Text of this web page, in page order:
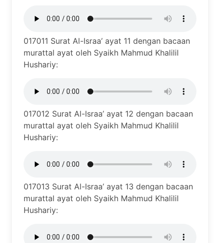
017011 Surat Al-Israa’ ayat 11 dengan bacaan
murattal ayat oleh Syaikh Mahmud Khalilil
Hushariy:
017012 Surat Al-Israa’ ayat 12 dengan bacaan
murattal ayat oleh Syaikh Mahmud Khalilil
Hushariy:
017013 Surat Al-Israa’ ayat 13 dengan bacaan
murattal ayat oleh Syaikh Mahmud Khalilil
Hushariy: